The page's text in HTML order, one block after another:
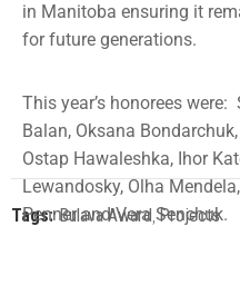
in Manitoba ensuring it
for future generations.
This year’s honorees
Balan, Oksana
Ostap Hawaleshka, Ihor
Lewandosky, Olha
Penner and Vera Senchuk.
Tags:Bulava Award‚Projects